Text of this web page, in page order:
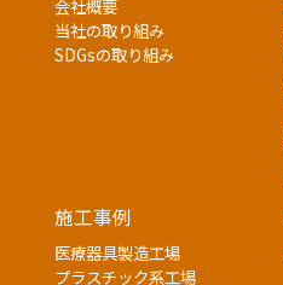
会社概要
当社の取り組み
SDGsの取り組み
施工事例
医療器具製造工場
プラスチック系工場